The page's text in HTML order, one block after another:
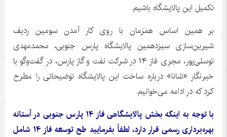
تکمیل این پالایشگاه باشیم.
بر همین اساس همزمان با روی کار آمدن سومین ردیف
شیرین‌سازی سیزدهمین پالایشگاه پارس جنوبی، محمدمهدی
توسلی‌پور، مجری فاز ۱۴ در شرکت نفت و گاز پارس، در گفت‌وگو با
خبرنگار «شانا» درباره ساخت این پالایشگاه توضیحاتی را مطرح
کرد که در ادامه می‌خوانیم.
با توجه به اینکه بخش پالایشگاهی فاز ۱۴ پارس جنوبی در آستانه
بهره‌برداری رسمی قرار دارد، لطفاً بفرمایید طح توسعه فاز ۱۴ شامل